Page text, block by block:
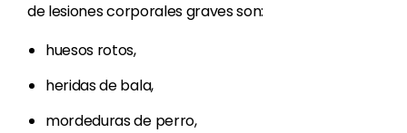
de lesiones corporales graves son:
huesos rotos,
heridas de bala,
mordeduras de perro,